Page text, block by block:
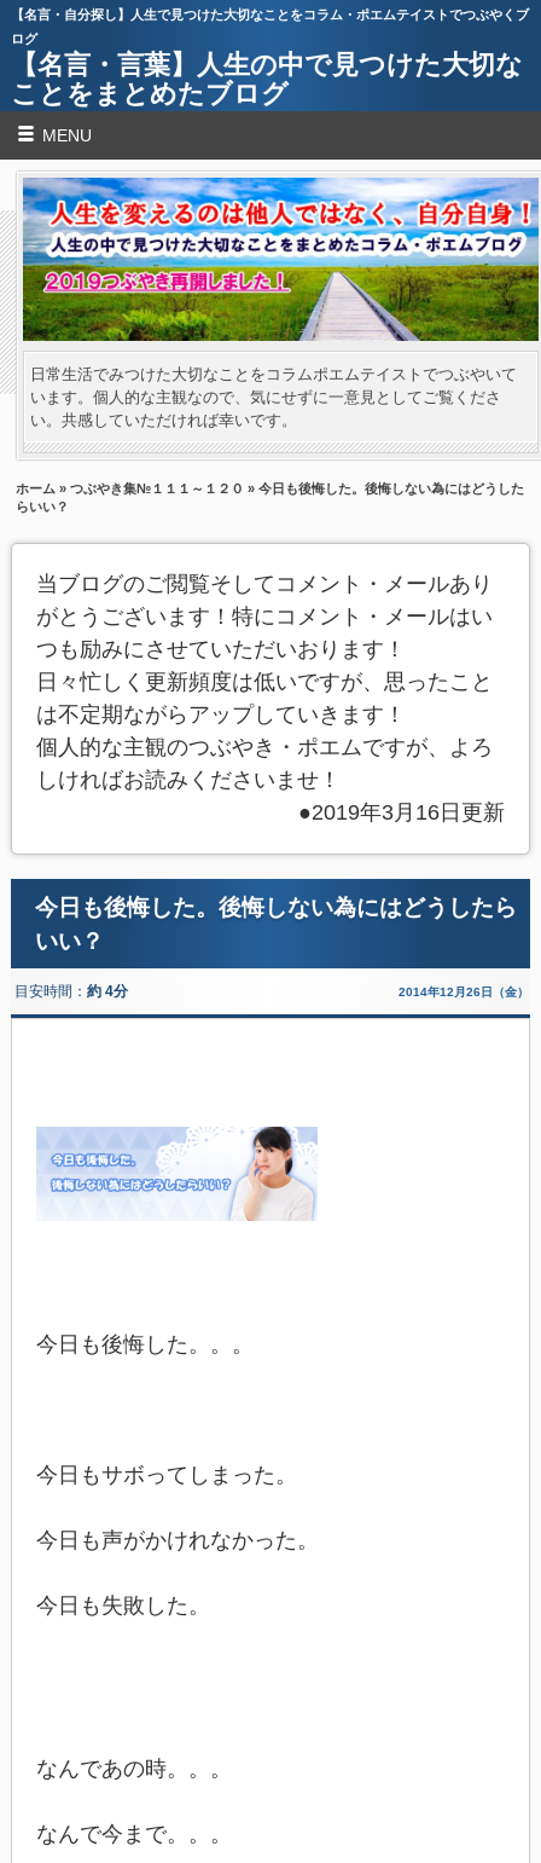
【名言・自分探し】人生で見つけた大切なことをコラム・ポエムテイストでつぶやくブ
ログ
【名言・言葉】人生の中で見つけた大切な
ことをまとめたブログ
MENU
日常生活でみつけた大切なことをコラムポエムテイストでつぶやいて
います。個人的な主観なので、気にせずに一意見としてご覧くださ
い。共感していただければ幸いです。
ホーム »つぶやき集№１１１～１２０ » 今日も後悔した。後悔しない為にはどうした
らいい？
当ブログのご閲覧そしてコメント・メールあり
がとうございます！特にコメント・メールはい
つも励みにさせていただいおります！
日々忙しく更新頻度は低いですが、思ったこと
は不定期ながらアップしていきます！
個人的な主観のつぶやき・ポエムですが、よろ
しければお読みくださいませ！
●2019年3月16日更新
今日も後悔した。後悔しない為にはどうしたら
いい？
目安時間： 約 4分 2014年12月26日（金）
今日も後悔した。。。
今日もサボってしまった。
今日も声がかけれなかった。
今日も失敗した。
なんであの時。。。
なんで今まで。。。